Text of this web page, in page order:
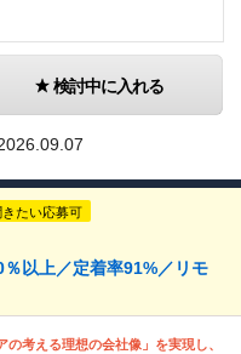
検討中に入れる
きたい応募可
％以上／定着率91%／リモ
の考える理想の会社像」を実現し、